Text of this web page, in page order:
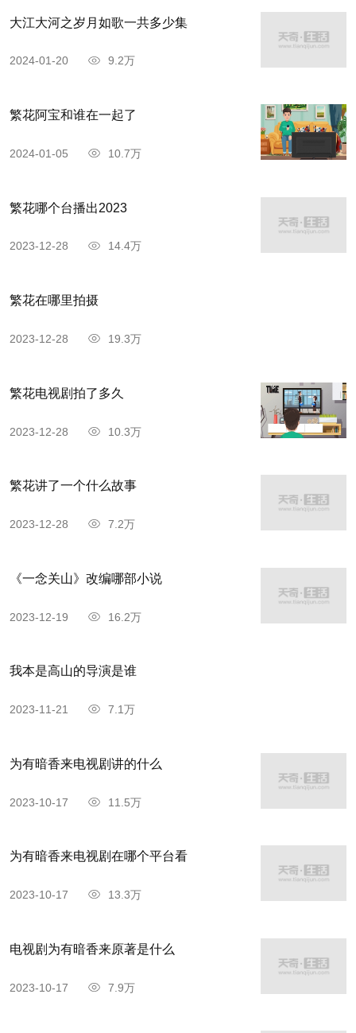
大江大河之岁月如歌一共多少集
2024-01-20 9.2万
繁花阿宝和谁在一起了
2024-01-05 10.7万
繁花哪个台播出2023
2023-12-28 14.4万
繁花在哪里拍摄
2023-12-28 19.3万
繁花电视剧拍了多久
2023-12-28 10.3万
繁花讲了一个什么故事
2023-12-28 7.2万
《一念关山》改编哪部小说
2023-12-19 16.2万
我本是高山的导演是谁
2023-11-21 7.1万
为有暗香来电视剧讲的什么
2023-10-17 11.5万
为有暗香来电视剧在哪个平台看
2023-10-17 13.3万
电视剧为有暗香来原著是什么
2023-10-17 7.9万